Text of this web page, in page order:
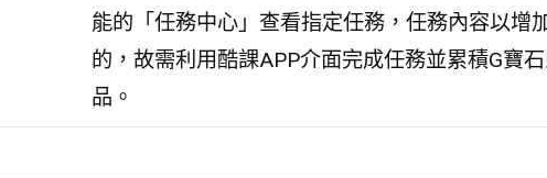
能的「任務中心」查看指定任務，任務內容以增
的，故需利用酷課APP介面完成任務並累積G寶
品。